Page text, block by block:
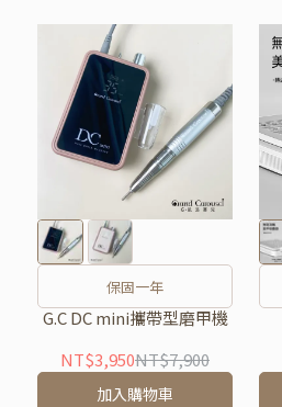
保固一年
G.C DC mini攜帶型磨甲機
NT$3,950NT$7,900
加入購物車